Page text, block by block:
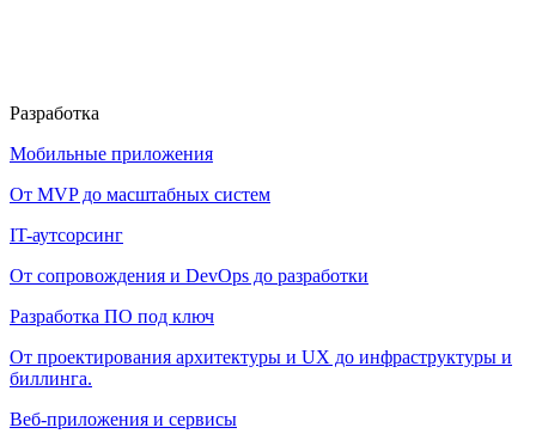
Разработка
Мобильные приложения
От MVP до масштабных систем
IT-аутсорсинг
От сопровождения и DevOps до разработки
Разработка ПО под ключ
От проектирования архитектуры и UX до инфраструктуры и
биллинга.
Веб-приложения и сервисы